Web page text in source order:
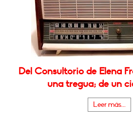
Del Consultorio de Elena
una tregua; de un
Leer más...